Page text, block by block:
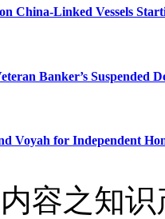
China-Linked Vessels
Banker’s Suspended
Voyah for Independent
容之知